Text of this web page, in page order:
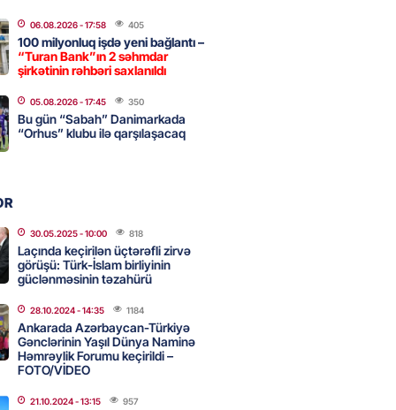
- 10:22 342
nişanında mediaya hücum
VİDEO
- 09:11 180
cərrahiyyə təhlükəsi:
Hospital”da sertifikatsız
06.08.2026- 17:58 405
100 milyonluq işdə yeni bağlantı –
“Turan Bank”ın 2 səhmdar
şirkətinin rəhbəri saxlanıldı
05.08.2026- 17:45 350
Bu gün “Sabah” Danimarkada
“Orhus” klubu ilə qarşılaşacaq
30.05.2025- 10:00 818
Laçında keçirilən üçtərəfli zirvə
görüşü: Türk-İslam birliyinin
güclənməsinin təzahürü
28.10.2024- 14:35 1184
Ankarada Azərbaycan-Türkiyə
Gənclərinin Yaşıl Dünya Naminə
Həmrəylik Forumu keçirildi –
FOTO/VİDEO
21.10.2024- 13:15 957